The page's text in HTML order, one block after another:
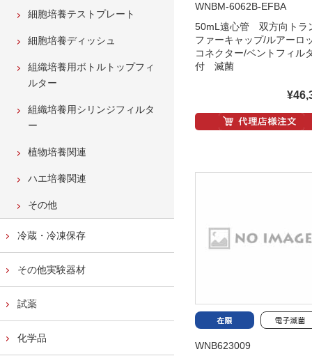
WNBM-6062B-EFBA
50mL遠心管 双方向トラ
ファーキャップ/ルアーロ
コネクター/ベントフィル
付 滅菌
WNB623009
細胞培養テストプレート
細胞培養ディッシュ
組織培養用ボトルトップフィ
ルター
組織培養用シリンジフィルタ
ー
植物培養関連
ハエ培養関連
その他
冷蔵・冷凍保存
その他実験器材
試薬
化学品